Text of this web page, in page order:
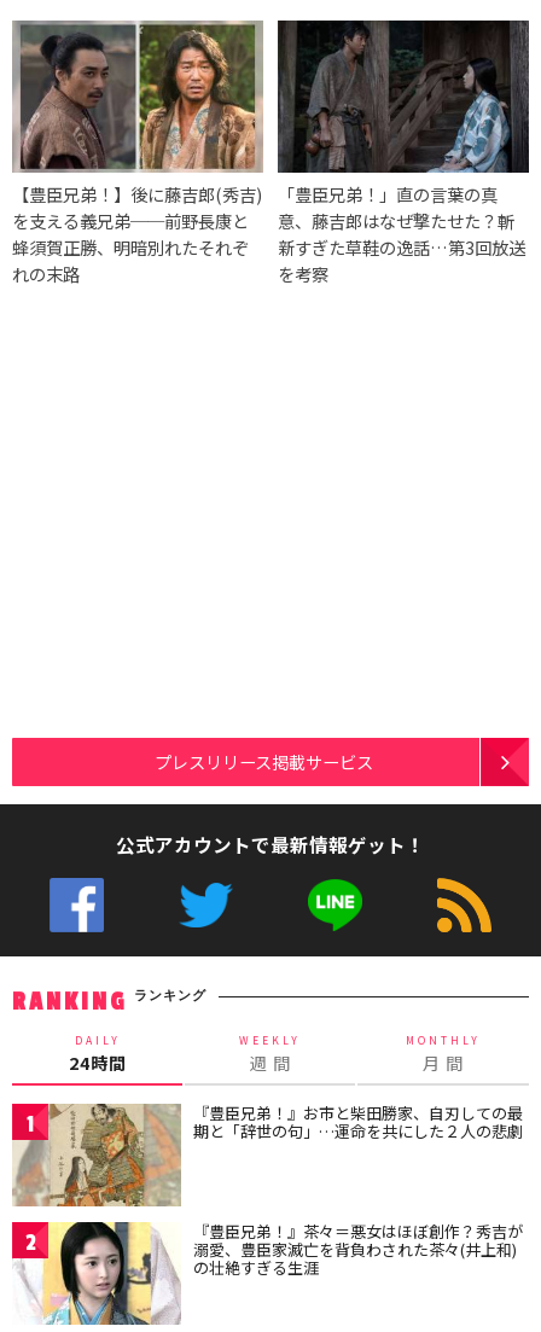
【豊臣兄弟！】後に藤吉郎(秀吉)
を支える義兄弟──前野長康と
蜂須賀正勝、明暗別れたそれぞ
れの末路
「豊臣兄弟！」直の言葉の真
意、藤吉郎はなぜ撃たせた？斬
新すぎた草鞋の逸話…第3回放送
を考察
プレスリリース掲載サービス
公式アカウントで最新情報ゲット！
RANKING ランキング
DAILY
24時間
WEEKLY
週 間
MONTHLY
月 間
1 『豊臣兄弟！』お市と柴田勝家、自刃しての最
期と「辞世の句」…運命を共にした２人の悲劇
2 『豊臣兄弟！』茶々＝悪女はほぼ創作？秀吉が
溺愛、豊臣家滅亡を背負わされた茶々(井上和)
の壮絶すぎる生涯